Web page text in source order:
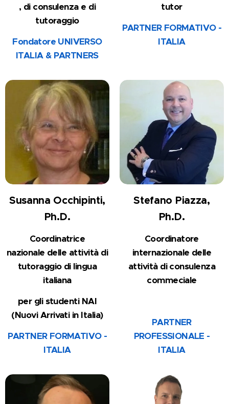
, di consulenza e di
tutoraggio
Fondatore UNIVERSO
ITALIA & PARTNERS
tutor
PARTNER FORMATIVO -
ITALIA
Susanna Occhipinti,
Ph.D.
Coordinatrice
nazionale delle attività di
tutoraggio di lingua
italiana
per gli studenti NAI
(Nuovi Arrivati in Italia)
PARTNER FORMATIVO -
ITALIA
Stefano Piazza,
Ph.D.
Coordinatore
internazionale delle
attività di consulenza
commeciale
PARTNER
PROFESSIONALE -
ITALIA